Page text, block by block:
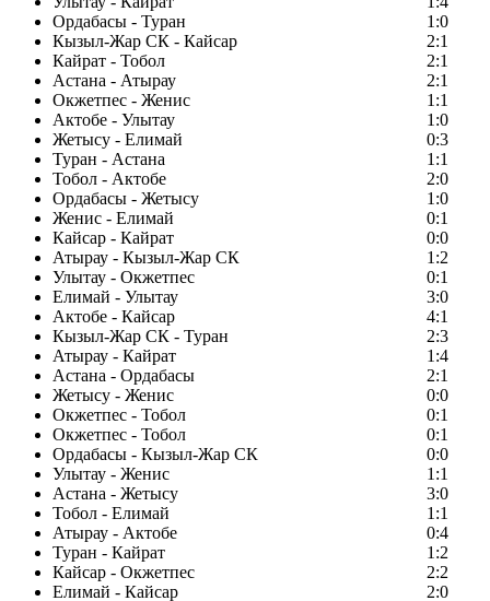
Ордабасы - Туран
1:0
Кызыл-Жар СК - Кайсар
2:1
Кайрат - Тобол
2:1
Астана - Атырау
2:1
Окжетпес - Женис
1:1
Актобе - Улытау
1:0
Жетысу - Елимай
0:3
Туран - Астана
1:1
Тобол - Актобе
2:0
Ордабасы - Жетысу
1:0
Женис - Елимай
0:1
Кайсар - Кайрат
0:0
Атырау - Кызыл-Жар СК
1:2
Улытау - Окжетпес
0:1
Елимай - Улытау
3:0
Актобе - Кайсар
4:1
Кызыл-Жар СК - Туран
2:3
Атырау - Кайрат
1:4
Астана - Ордабасы
2:1
Жетысу - Женис
0:0
Окжетпес - Тобол
0:1
Окжетпес - Тобол
0:1
Ордабасы - Кызыл-Жар СК
0:0
Улытау - Женис
1:1
Астана - Жетысу
3:0
Тобол - Елимай
1:1
Атырау - Актобе
0:4
Туран - Кайрат
1:2
Кайсар - Окжетпес
2:2
Елимай - Кайсар
2:0